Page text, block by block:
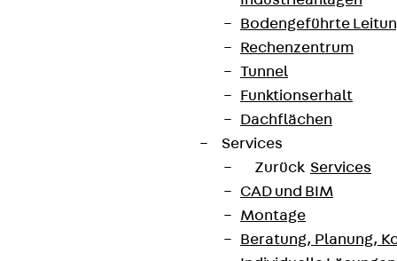
Bodengeführte
Rechenzentrum
Tunnel
Funktionserhalt
Dachflächen
Services
Zurück Services
CAD und BIM
Montage
Beratung, Planung,